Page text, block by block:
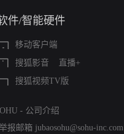
件/智能硬件
移动客户端
搜狐影音
直播+
搜狐视频TV版
- 公司介绍
报邮箱 jubaosohu@sohu-inc.com